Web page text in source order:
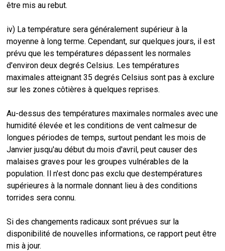
être mis au rebut.
iv) La température sera généralement supérieur à la
moyenne à long terme. Cependant, sur quelques jours, il est
prévu que les températures dépassent les normales
d'environ deux degrés Celsius. Les températures
maximales atteignant 35 degrés Celsius sont pas à exclure
sur les zones côtières à quelques reprises.
Au-dessus des températures maximales normales avec une
humidité élevée et les conditions de vent calmesur de
longues périodes de temps, surtout pendant les mois de
Janvier jusqu'au début du mois d'avril, peut causer des
malaises graves pour les groupes vulnérables de la
population. Il n'est donc pas exclu que destempératures
supérieures à la normale donnant lieu à des conditions
torrides sera connu.
Si des changements radicaux sont prévues sur la
disponibilité de nouvelles informations, ce rapport peut être
mis à jour.